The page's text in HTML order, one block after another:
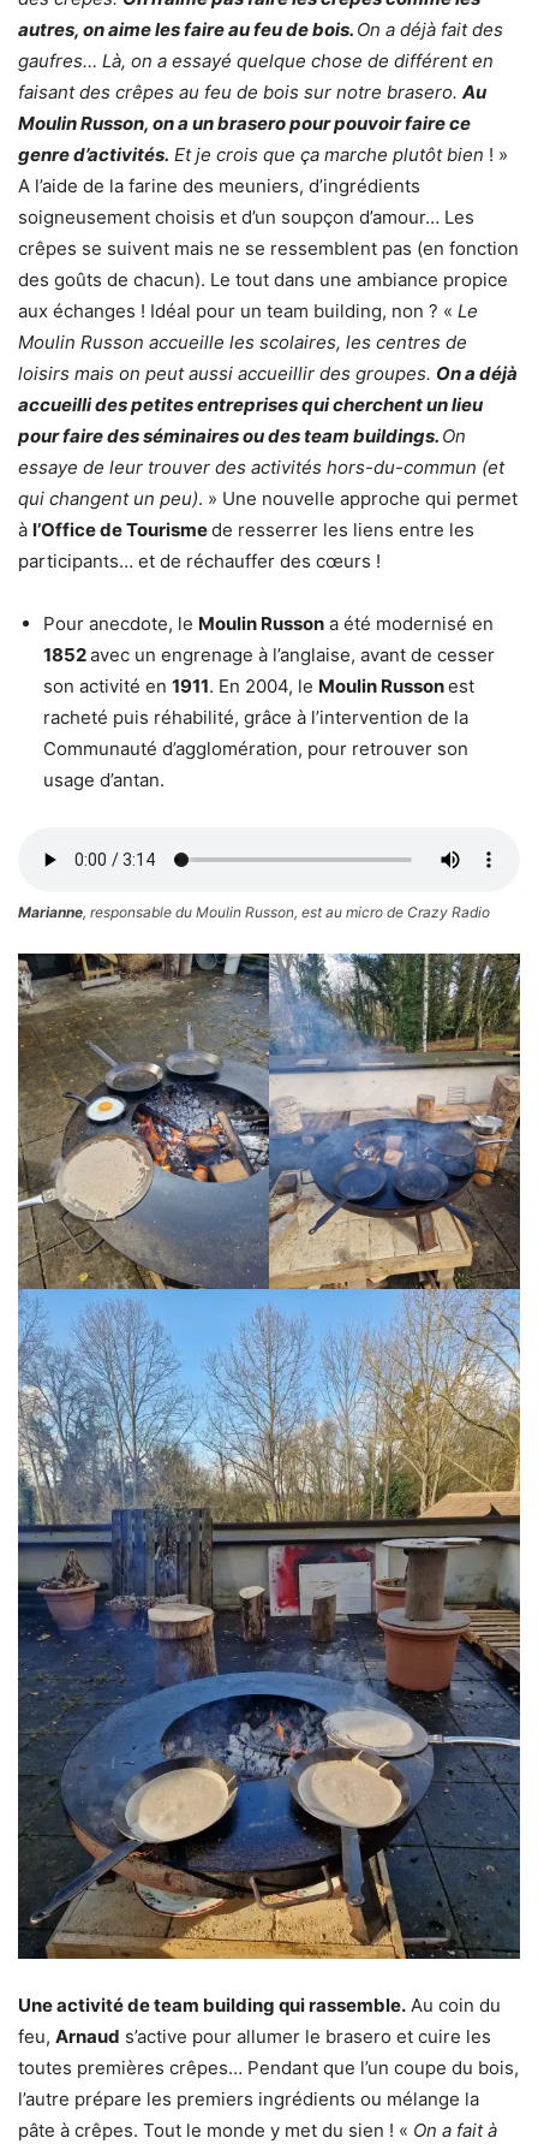
autres, on aime les faire au feu de bois. On a déjà fait des
gaufres… Là, on a essayé quelque chose de différent en
faisant des crêpes au feu de bois sur notre brasero. Au
Moulin Russon, on a un brasero pour pouvoir faire ce
genre d’activités. Et je crois que ça marche plutôt bien ! »
A l’aide de la farine des meuniers, d’ingrédients
soigneusement choisis et d’un soupçon d’amour… Les
crêpes se suivent mais ne se ressemblent pas (en fonction
des goûts de chacun). Le tout dans une ambiance propice
aux échanges ! Idéal pour un team building, non ? « Le
Moulin Russon accueille les scolaires, les centres de
loisirs mais on peut aussi accueillir des groupes. On a déjà
accueilli des petites entreprises qui cherchent un lieu
pour faire des séminaires ou des team buildings. On
essaye de leur trouver des activités hors-du-commun (et
qui changent un peu). » Une nouvelle approche qui permet
à l’Office de Tourismede resserrer les liens entre les
participants… et de réchauffer des cœurs !
Pour anecdote, le Moulin Russon a été modernisé en
1852avec un engrenage à l’anglaise, avant de cesser
son activité en 1911. En 2004, le Moulin Russonest
racheté puis réhabilité, grâce à l’intervention de la
Communauté d’agglomération, pour retrouver son
usage d’antan.
Marianne, responsable du Moulin Russon, est au micro de Crazy Radio
Une activité de team building qui rassemble. Au coin du
feu, Arnaud s’active pour allumer le brasero et cuire les
toutes premières crêpes… Pendant que l’un coupe du bois,
l’autre prépare les premiers ingrédients ou mélange la
pâte à crêpes. Tout le monde y met du sien ! « On a fait à